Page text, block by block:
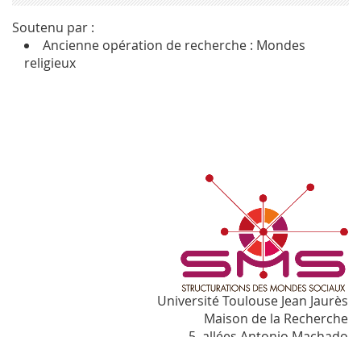
Soutenu par :
Ancienne opération de recherche : Mondes
religieux
Université Toulouse Jean Jaurès
Maison de la Recherche